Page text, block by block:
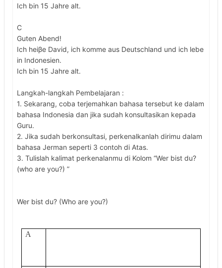
Ich bin 15 Jahre alt.
C
Guten Abend!
Ich heiβe David, ich komme aus Deutschland und ich lebe
in Indonesien.
Ich bin 15 Jahre alt.
Langkah-langkah Pembelajaran :
1. Sekarang, coba terjemahkan bahasa tersebut ke dalam
bahasa Indonesia dan jika sudah konsultasikan kepada
Guru.
2. Jika sudah berkonsultasi, perkenalkanlah dirimu dalam
bahasa Jerman seperti 3 contoh di Atas.
3. Tulislah kalimat perkenalanmu di Kolom “Wer bist du?
(who are you?) ”
Wer bist du? (Who are you?)
A